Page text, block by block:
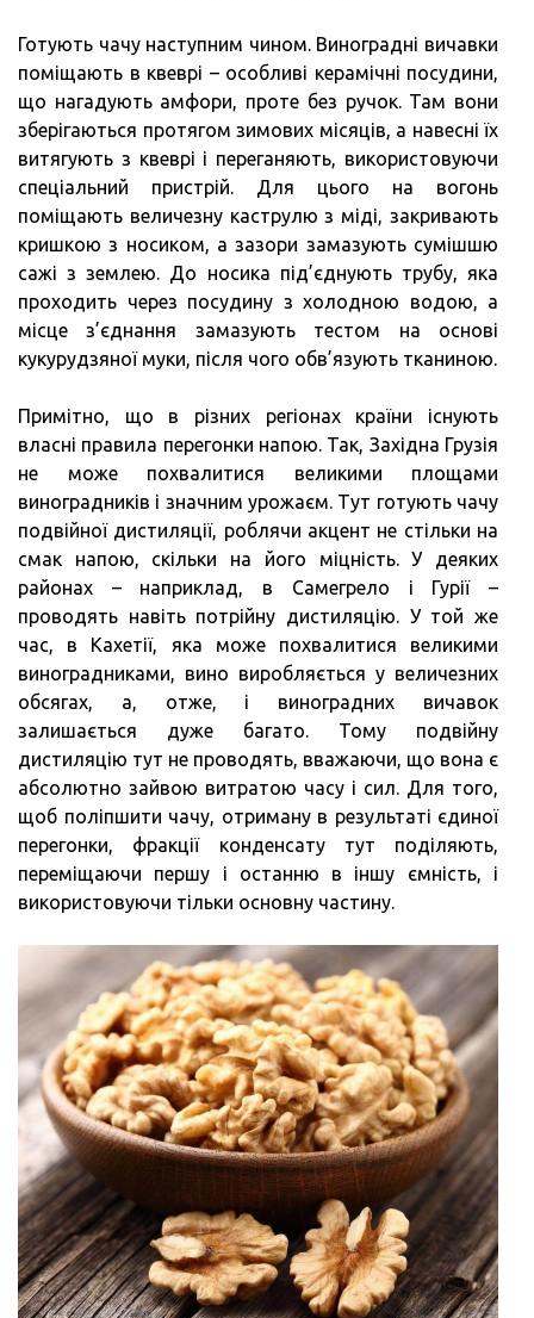
Готують чачу наступним чином. Виноградні вичавки
поміщають в квеврі – особливі керамічні посудини,
що нагадують амфори, проте без ручок. Там вони
зберігаються протягом зимових місяців, а навесні їх
витягують з квеврі і переганяють, використовуючи
спеціальний пристрій. Для цього на вогонь
поміщають величезну каструлю з міді, закривають
кришкою з носиком, а зазори замазують сумішшю
сажі з землею. До носика під’єднують трубу, яка
проходить через посудину з холодною водою, а
місце з’єднання замазують тестом на основі
кукурудзяної муки, після чого обв’язують тканиною.
Примітно, що в різних регіонах країни існують
власні правила перегонки напою. Так, Західна Грузія
не може похвалитися великими площами
виноградників і значним урожаєм. Тут готують чачу
подвійної дистиляції, роблячи акцент не стільки на
смак напою, скільки на його міцність. У деяких
районах – наприклад, в Самегрело і Гурії –
проводять навіть потрійну дистиляцію. У той же
час, в Кахетії, яка може похвалитися великими
виноградниками, вино виробляється у величезних
обсягах, а, отже, і виноградних вичавок
залишається дуже багато. Тому подвійну
дистиляцію тут не проводять, вважаючи, що вона є
абсолютно зайвою витратою часу і сил. Для того,
щоб поліпшити чачу, отриману в результаті єдиної
перегонки, фракції конденсату тут поділяють,
переміщаючи першу і останню в іншу ємність, і
використовуючи тільки основну частину.